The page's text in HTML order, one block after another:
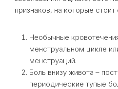
признаков, на которые
Необычные
менструальном цикле
менструаций.
Боль внизу живота –
периодические тупые